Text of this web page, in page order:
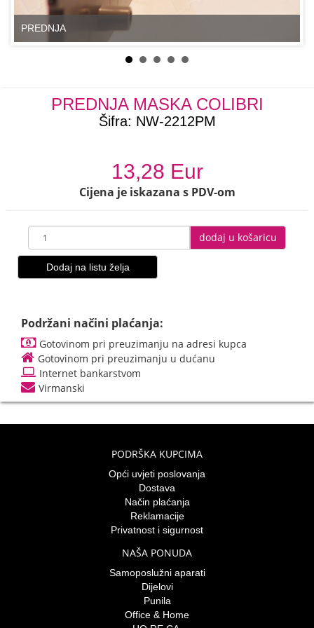
PREDNJA
PREDNJA MASKA COLIBRI
Šifra: NW-2212PM
13,28 Eur
Cijena je iskazana s PDV-om
dodaj u košaricu
Dodaj na listu želja
Podržani načini plaćanja:
Gotovinom pri preuzimanju na adresi kupca
Gotovinom pri preuzimanju u dućanu
Internet bankarstvom
Virmanski
PODRŠKA KUPCIMA
Opći uvjeti poslovanja
Dostava
Način plaćanja
Reklamacije
Privatnost i sigurnost
NAŠA PONUDA
Samoposlužni aparati
Dijelovi
Punila
Office & Home